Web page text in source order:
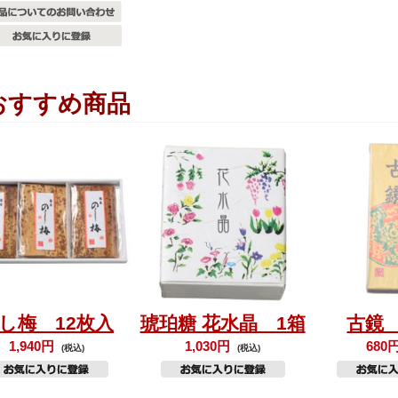
すすめ商品
梅 12枚入
1,940円 (税込)
琥珀糖 花水晶 1箱
1,030円 (税込)
古鏡
680